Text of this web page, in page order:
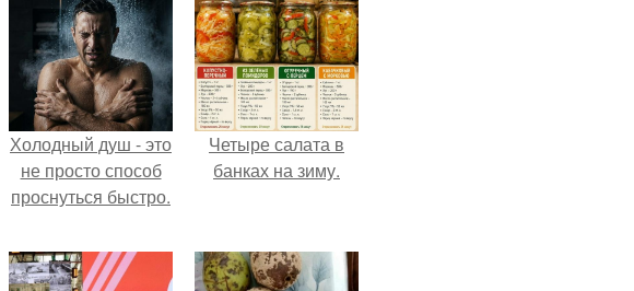
Холодный душ - это
не просто способ
проснуться быстро.
Четыре салата в
банках на зиму.